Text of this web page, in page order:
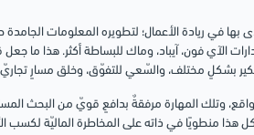
في ريادة الأعمال؛ لتطويره المعلومات الجامدة
الآي فون، آيباد، وماك للبساطة أكثر. هذا ما
بشكلٍ مختلف، والسّعي للتفوّق، وخلق مسارٍ
وتلك المهارة مرفقةٌ بدافعٍ قويّ من البحث
منطويًا في ذاته على المخاطرة الماليّة لكسب